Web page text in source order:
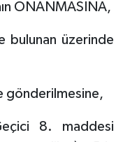
ONANMASINA,
bulunan üzerinde
gönderilmesine,
8. maddesi